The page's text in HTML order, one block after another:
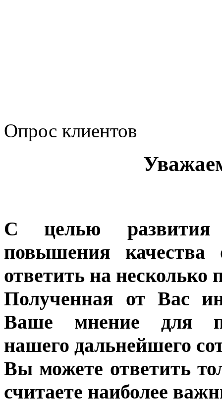
Опрос клиентов
С целью развития
повышения качества
ответить на несколько
Полученная от Вас
Ваше мнение для
нашего дальнейшего
Вы можете ответить
считаете наиболее